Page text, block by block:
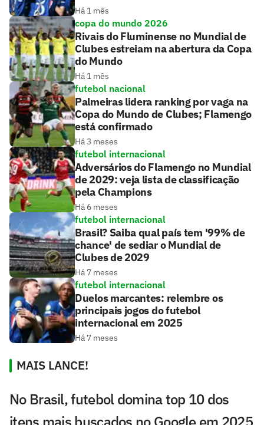
Há 1 mês
copa do mundo 2026
Rivais do Fluminense no Mundial de
Clubes estreiam na abertura da Copa
do Mundo
Há 1 mês
futebol nacional
Palmeiras lidera ranking por vaga na
Copa do Mundo de Clubes; Flamengo
está confirmado
Há 3 meses
futebol internacional
Adversários do Flamengo no Mundial
de 2029: veja lista de classificação
pela Champions
Há 6 meses
futebol internacional
Brasil? Saiba qual país tem '99% de
chance' de sediar o Mundial de
Clubes de 2029
Há 7 meses
futebol internacional
Duelos marcantes: relembre os
principais jogos do futebol
internacional em 2025
Há 7 meses
MAIS LANCE!
No Brasil, futebol domina top 10 dos